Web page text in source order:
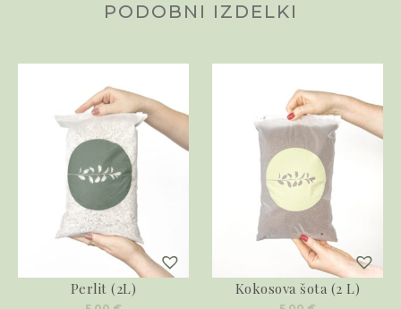
PODOBNI IZDELKI
Perlit (2L) Kokosova šota (2 L)